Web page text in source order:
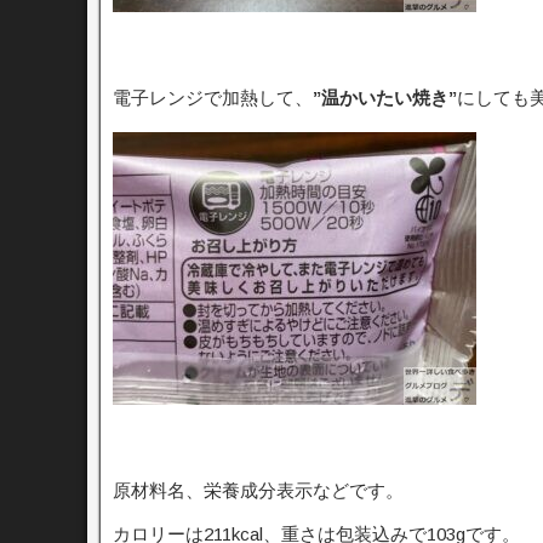
電子レンジで加熱して、 ”温かいたい焼き”にしても
原材料名、栄養成分表示などです。
カロリーは211kcal、重さは包装込みで103gです。